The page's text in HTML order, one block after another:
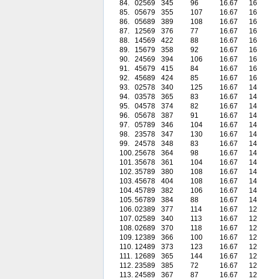
84.
02569 345 96 16.67 16
85.
05679 355 107 16.67 16
86.
05689 389 108 16.67 16
87.
12569 376 77 16.67 16
88.
14569 422 88 16.67 16
89.
15679 358 92 16.67 16
90.
24569 394 106 16.67 16
91.
45679 415 84 16.67 16
92.
45689 424 85 16.67 16
93.
02578 340 125 16.67 14
94.
03578 365 83 16.67 14
95.
04578 374 82 16.67 14
96.
05678 387 91 16.67 14
97.
05789 346 104 16.67 14
98.
23578 347 130 16.67 14
99.
24578 348 83 16.67 14
100.25678 364 98 16.67 14
101.35678 361 104 16.67 14
102.35789 380 108 16.67 14
103.45678 404 108 16.67 14
104.45789 382 106 16.67 14
105.56789 384 88 16.67 14
106.02389 377 114 16.67 12
107.02589 340 113 16.67 12
108.02689 370 118 16.67 12
109. 12389 366 100 16.67 12
110. 12489 373 123 16.67 12
111. 12689 365 144 16.67 12
112. 23589 385 72 16.67 12
113. 24589 367 87 16.67 12